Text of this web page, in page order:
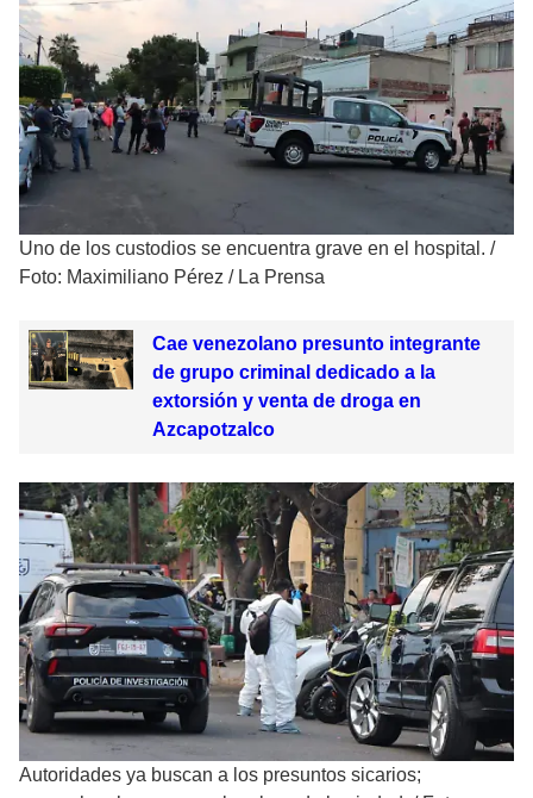
Uno de los custodios se encuentra grave en el hospital. /
Foto: Maximiliano Pérez / La Prensa
Cae venezolano presunto integrante
de grupo criminal dedicado a la
extorsión y venta de droga en
Azcapotzalco
Autoridades ya buscan a los presuntos sicarios;